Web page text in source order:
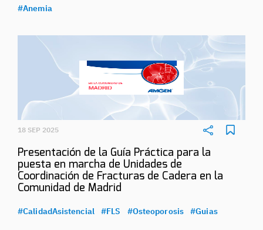
#Anemia
18 SEP 2025
Presentación de la Guía Práctica para la
puesta en marcha de Unidades de
Coordinación de Fracturas de Cadera en la
Comunidad de Madrid
#CalidadAsistencial #FLS #Osteoporosis #Guias